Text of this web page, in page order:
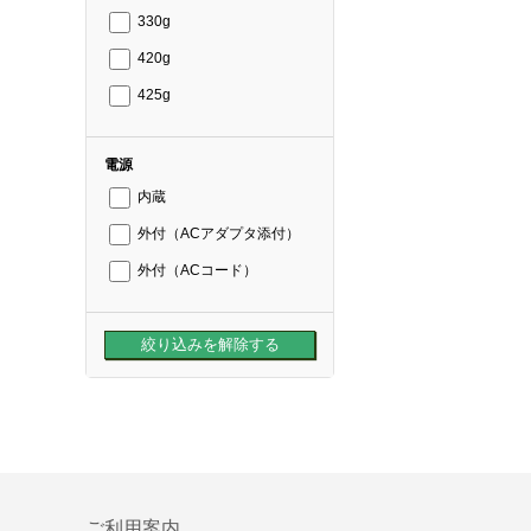
330g
420g
425g
電源
内蔵
外付（ACアダプタ添付）
外付（ACコード）